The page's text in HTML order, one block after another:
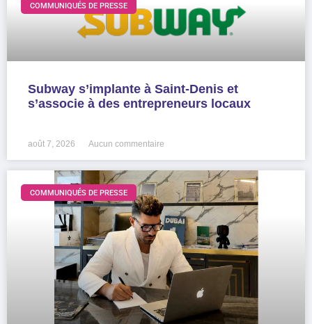
COMMUNIQUÉS DE PRESSE
Subway s’implante à Saint-Denis et
s’associe à des entrepreneurs locaux
août 7, 2026 Aucun commentaire
COMMUNIQUÉS DE PRESSE